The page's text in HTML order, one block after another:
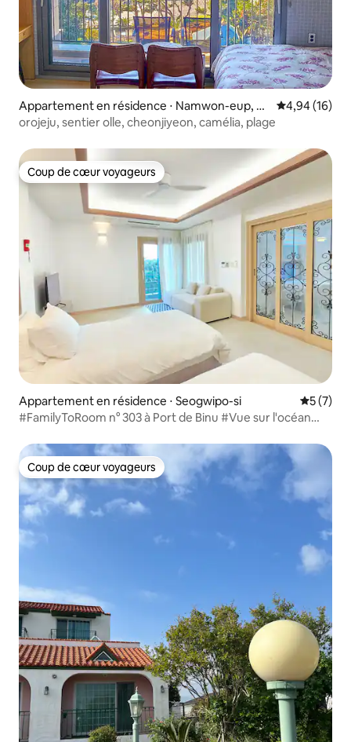
Appartement en résidence ⋅ Namwon-eup, Se
ogwipo-si
Évaluation
4,94 (16)
orojeju, sentier olle, cheonjiyeon, camélia, plage
Coup de cœur voyageurs
Coup de cœur voyageurs
Appartement en résidence ⋅ Seogwipo-si
5 (7)
#FamilyToRoom n° 303 à Port de Binu #Vue sur l'océan
#Barbecue #Café du matin #Promenade dans les vergers
de mandarines
Coup de cœur voyageurs
Coup de cœur voyageurs